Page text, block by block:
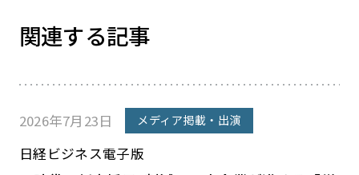
関連する記事
2026年7月23日 メディア掲載・出演
日経ビジネス電子版